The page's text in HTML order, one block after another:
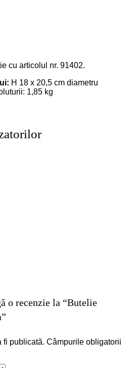
cu articolul nr. 91402.
H 18 x 20,5 cm diametru
1,85 kg
o recenzie la “Butelie
fi publicată. Câmpurile obligatorii